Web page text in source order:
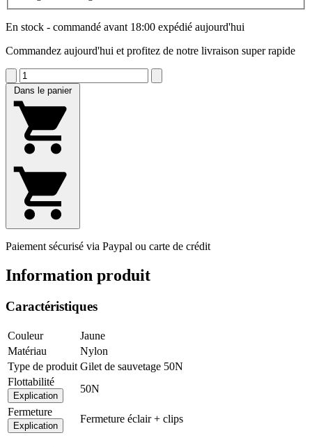
En stock - commandé avant 18:00 expédié aujourd'hui
Commandez aujourd'hui et profitez de notre livraison super rapide
Dans le panier
Paiement sécurisé via Paypal ou carte de crédit
Information produit
Caractéristiques
Couleur
Jaune
Matériau
Nylon
Type de produit Gilet de sauvetage 50N
Flottabilité
Explication
50N
Fermeture
Explication
Fermeture éclair + clips